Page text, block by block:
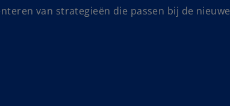
van strategieën die passen bij de nieuwe